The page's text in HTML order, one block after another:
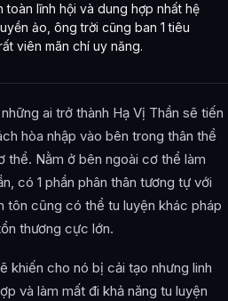
toàn lĩnh hội và dung hợp nhất hệ
ảo, ông trời cũng ban 1 tiêu
viên mãn chí uy năng.
ai trở thành Hạ Vị Thần sẽ tiến
hòa nhập vào bên trong thân thể
thể. Nằm ở bên ngoài cơ thể làm
có 1 phần phân thân tương tự với
tôn cũng có thể tu luyện khác pháp
thương cực lớn.
khiến cho nó bị cải tạo nhưng linh
và làm mất đi khả năng tu luyện